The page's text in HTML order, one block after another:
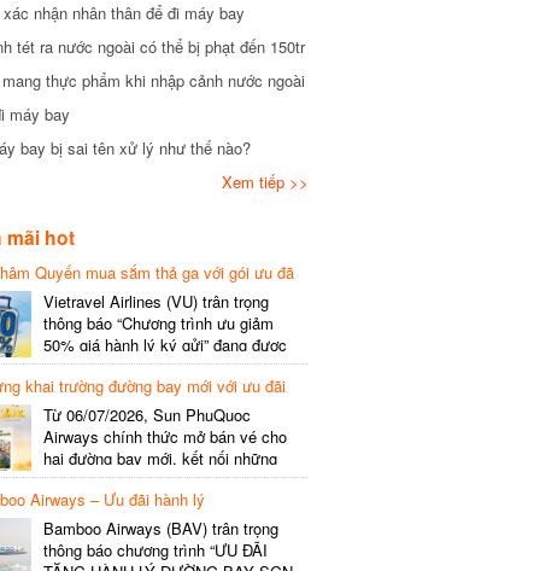
nhận nhân thân để đi máy bay
tét ra nước ngoài có thể bị phạt đến 150tr
thực phẩm khi nhập cảnh nước ngoài
bay
bay bị sai tên xử lý như thế nào?
Xem tiếp >>
hot
Quyến mua sắm thả ga với gói ưu đã
gói cước
Vietravel Airlines (VU) trân trọng
thông báo “Chương trình ưu giảm
50% giá hành lý ký gửi” đang được
triển khai cho đường bay quốc tế mới
kết nối từ TP. Hồ Chí Minh
(SGN) đi Thâm Quyến – Trung Quốc
(SZX), chi tiết như sau: LỊCH BAY
CHI TIẾT Đường bay SHCB Giờ khởi
hành Giờ đến Tần suất…
khai trường đường bay mới với ưu đãi
Từ 06/07/2026, Sun PhuQuoc
Airways chính thức mở bán vé cho
hai đường bay mới, kết nối những
điểm đến giàu trải nghiệm, giúp hành
khách khám phá vẻ đẹp thiên nhiên
và văn hóa của miền Trung Việt Nam.
Thông tin đường bay mới Đường bay
Airways – Ưu đãi hành lý
Bamboo Airways (BAV) trân trọng
thông báo chương trình “ƯU ĐÃI